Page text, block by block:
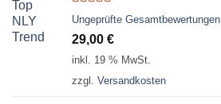
Bewertet
mit 3.50
von 5
Ungeprüfte Gesamtbewertungen
29,00 €
inkl. 19 % MwSt.
zzgl. Versandkosten